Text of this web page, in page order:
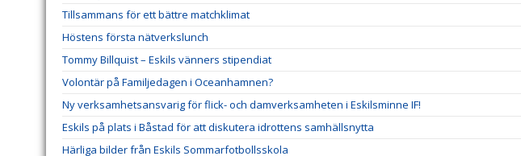
Tillsammans för ett bättre matchklimat
Höstens första nätverkslunch
Tommy Billquist – Eskils vänners stipendiat
Volontär på Familjedagen i Oceanhamnen?
Ny verksamhetsansvarig för flick- och damverksamheten i Eskilsminne IF!
Eskils på plats i Båstad för att diskutera idrottens samhällsnytta
Härliga bilder från Eskils Sommarfotbollsskola